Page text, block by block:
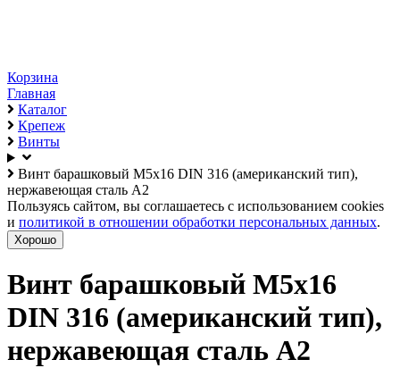
Корзина
Главная
Каталог
Крепеж
Винты
Винт барашковый М5х16 DIN 316 (американский тип),
нержавеющая сталь А2
Пользуясь сайтом, вы соглашаетесь с использованием cookies
и политикой в отношении обработки персональных данных.
Хорошо
Винт барашковый М5х16
DIN 316 (американский тип),
нержавеющая сталь А2